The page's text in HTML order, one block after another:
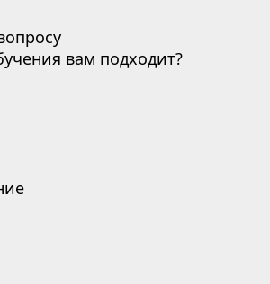
вам подходит?